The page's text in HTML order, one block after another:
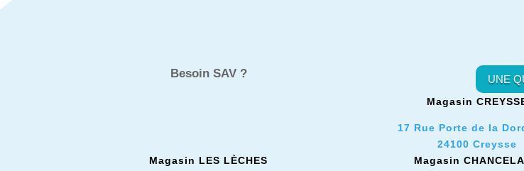
Besoin SAV ? UNE
Magasin
17 Rue Porte de la
24100 Creysse
Magasin LES LÈCHES Magasin